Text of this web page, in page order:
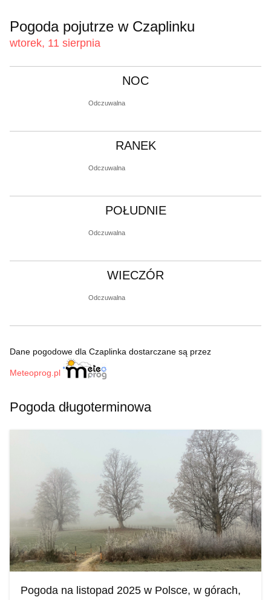
Pogoda pojutrze w Czaplinku
wtorek, 11 sierpnia
NOC
Odczuwalna
RANEK
Odczuwalna
POŁUDNIE
Odczuwalna
WIECZÓR
Odczuwalna
Dane pogodowe dla Czaplinka dostarczane są przez
Meteoprog.pl
Pogoda długoterminowa
Pogoda na listopad 2025 w Polsce, w górach,